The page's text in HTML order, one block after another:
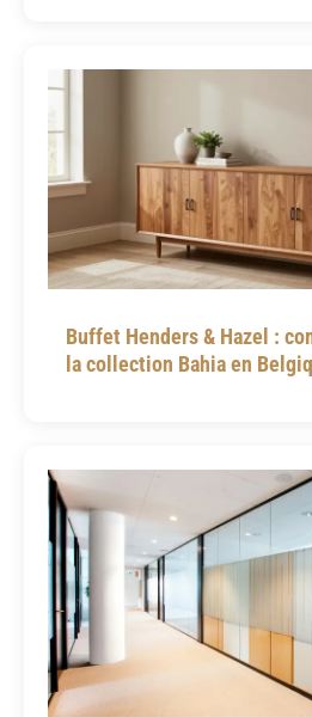
Buffet Henders & Hazel :
la collection Bahia en